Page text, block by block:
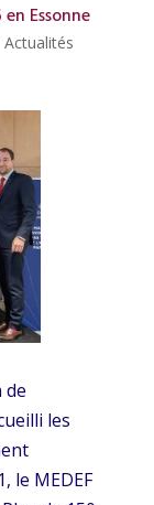
Essonne
Actualités
de
les
le MEDEF